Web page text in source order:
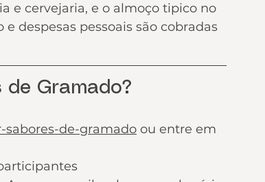
e cervejaria, e o almoço tipico no
despesas pessoais são cobradas
de Gramado?
sabores-de-gramado ou entre em